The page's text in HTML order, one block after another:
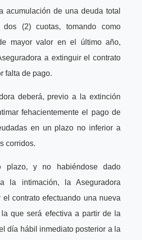
acumulación de una deuda total
dos (2) cuotas, tomando como
mayor valor en el último año,
a extinguir el contrato
falta de pago.
deberá, previo a la extinción
fehacientemente el pago de
en un plazo no inferior a
corridos.
plazo, y no habiéndose dado
la intimación, la Aseguradora
el contrato efectuando una nueva
que será efectiva a partir de la
día hábil inmediato posterior a la